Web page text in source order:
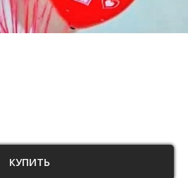
КУПИТЬ